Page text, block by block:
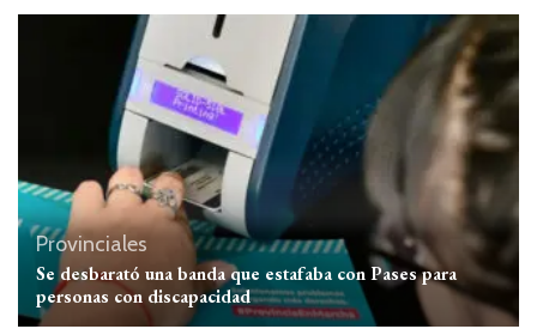
Provinciales
Se desbarató una banda que estafaba con Pases para
personas con discapacidad